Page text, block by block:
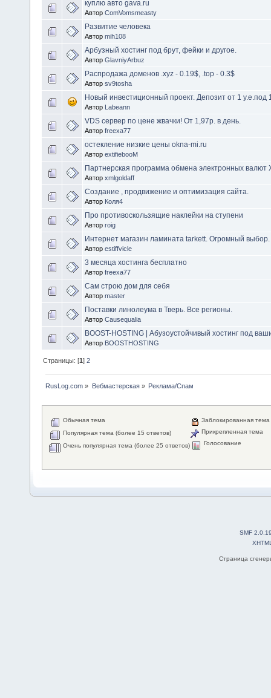
куплю авто gava.ru
Автор ComVomsmeasty
Развитие человека
Автор mih108
Арбузный хостинг под брут, фейки и другое.
Автор GlavniyArbuz
Распродажа доменов .xyz - 0.19$, .top - 0.3$
Автор sv9tosha
Новый инвестиционный проект. Депозит от 1 у.е.под
Автор Labeann
VDS сервер по цене жвачки! От 1,97р. в день.
Автор freexa77
остекление низкие цены okna-mi.ru
Автор extifiebooM
Партнерская программа обмена электронных валют
Автор xmlgoldaff
Создание , продвижение и оптимизация сайта.
Автор Коля4
Про противоскользящие наклейки на ступени
Автор roig
Интернет магазин ламината tarkett. Огромный
Автор estiffvicle
3 месяца хостинга бесплатно
Автор freexa77
Сам строю дом для себя
Автор master
Поставки линолеума в Тверь. Все регионы.
Автор Causequalia
BOOST-HOSTING | Абузоустойчивый хостинг под
Автор BOOSTHOSTING
Страницы: [1]2
RusLog.com » Вебмастерская» Реклама/Спам
Обычная тема
Популярная тема (более 15 ответов)
Очень популярная тема (более 25 ответов)
Заблокированная тема
Прикрепленная тема
Голосование
SMF
Страница